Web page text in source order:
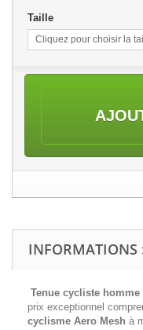
Taille
Cliquez pour choisir la
INFORMATIONS
Tenue cycliste homme
prix exceptionnel
cyclisme Aero Mesh à